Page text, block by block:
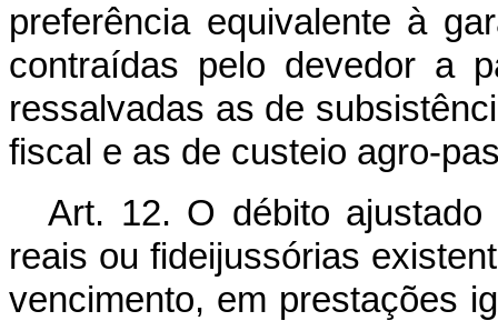
preferência equivalente à
contraídas pelo devedor a
ressalvadas as de
fiscal e as de custeio agro-
Art. 12. O débito
reais ou fideijussórias
vencimento, em prestações